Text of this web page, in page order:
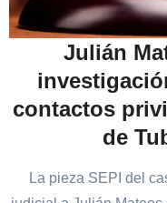
Julián
contactos
de
La pieza SEPI del